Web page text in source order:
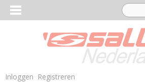
Inloggen Registreren